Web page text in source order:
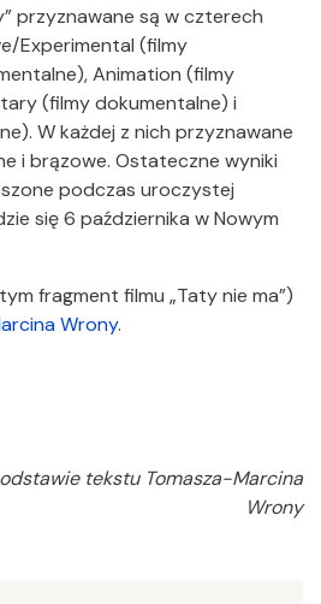
przyznawane są w czterech
Experimental (filmy
Animation (filmy
(filmy dokumentalne) i
W każdej z nich przyznawane
i brązowe. Ostateczne wyniki
podczas uroczystej
się 6 października w Nowym
fragment filmu „Taty nie ma”)
Wrony.
tekstu Tomasza-Marcina
Wrony